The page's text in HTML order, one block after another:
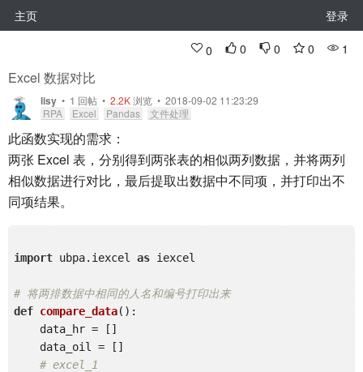
主页 登录
0 0 0 0 1
Excel 数据对比
lisy • 1 回帖 • 2.2K浏览 • 2018-09-02 11:23:29
RPA
Excel Pandas 文件处理
此函数实现的需求：
两张 Excel 表，分别得到两张表的相似两列数据，并将两列
相似数据进行对比，最后提取出数据中不同项，并打印出不
同项结果。
import ubpa.iexcel as iexcel
# 将两排数据中相同的人名和编号打印出来
def compare_data() :
    data_hr = []
    data_oil = []
# excel_1